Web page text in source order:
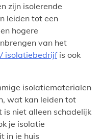
zijn isolerende
leiden tot een
hogere
van het
isolatiebedrijfis ook
isolatiematerialen
wat kan leiden tot
is niet alleen schadelijk
je isolatie
in je huis